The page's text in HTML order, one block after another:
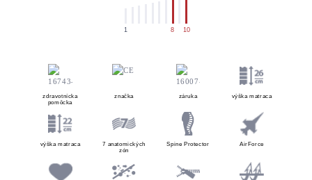
zdravotnícka
pomôcka
značka záruka výška matraca
výška matraca
7 anatomických
zón
Spine Protector AirForce